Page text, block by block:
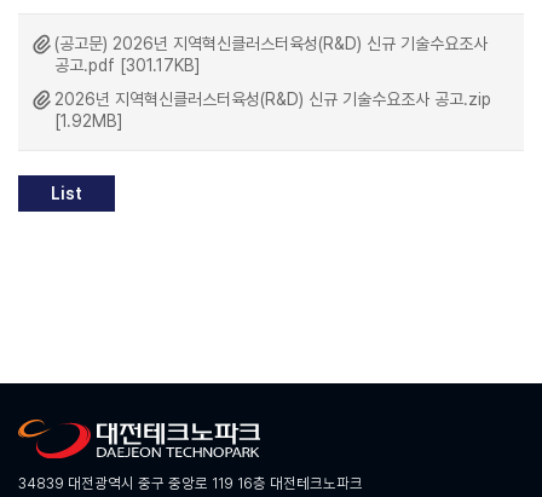
(공고문) 2026년 지역혁신클러스터육성(R&D) 신규 기술수요조사
공고.pdf [301.17KB]
2026년 지역혁신클러스터육성(R&D) 신규 기술수요조사 공고.zip
[1.92MB]
List
34839 대전광역시 중구 중앙로 119 16층 대전테크노파크